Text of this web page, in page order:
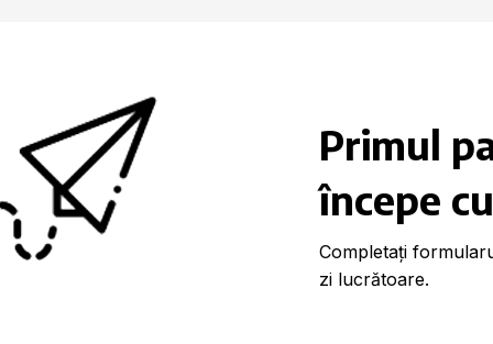
Primul
începe
Completați
zi lucrătoare.